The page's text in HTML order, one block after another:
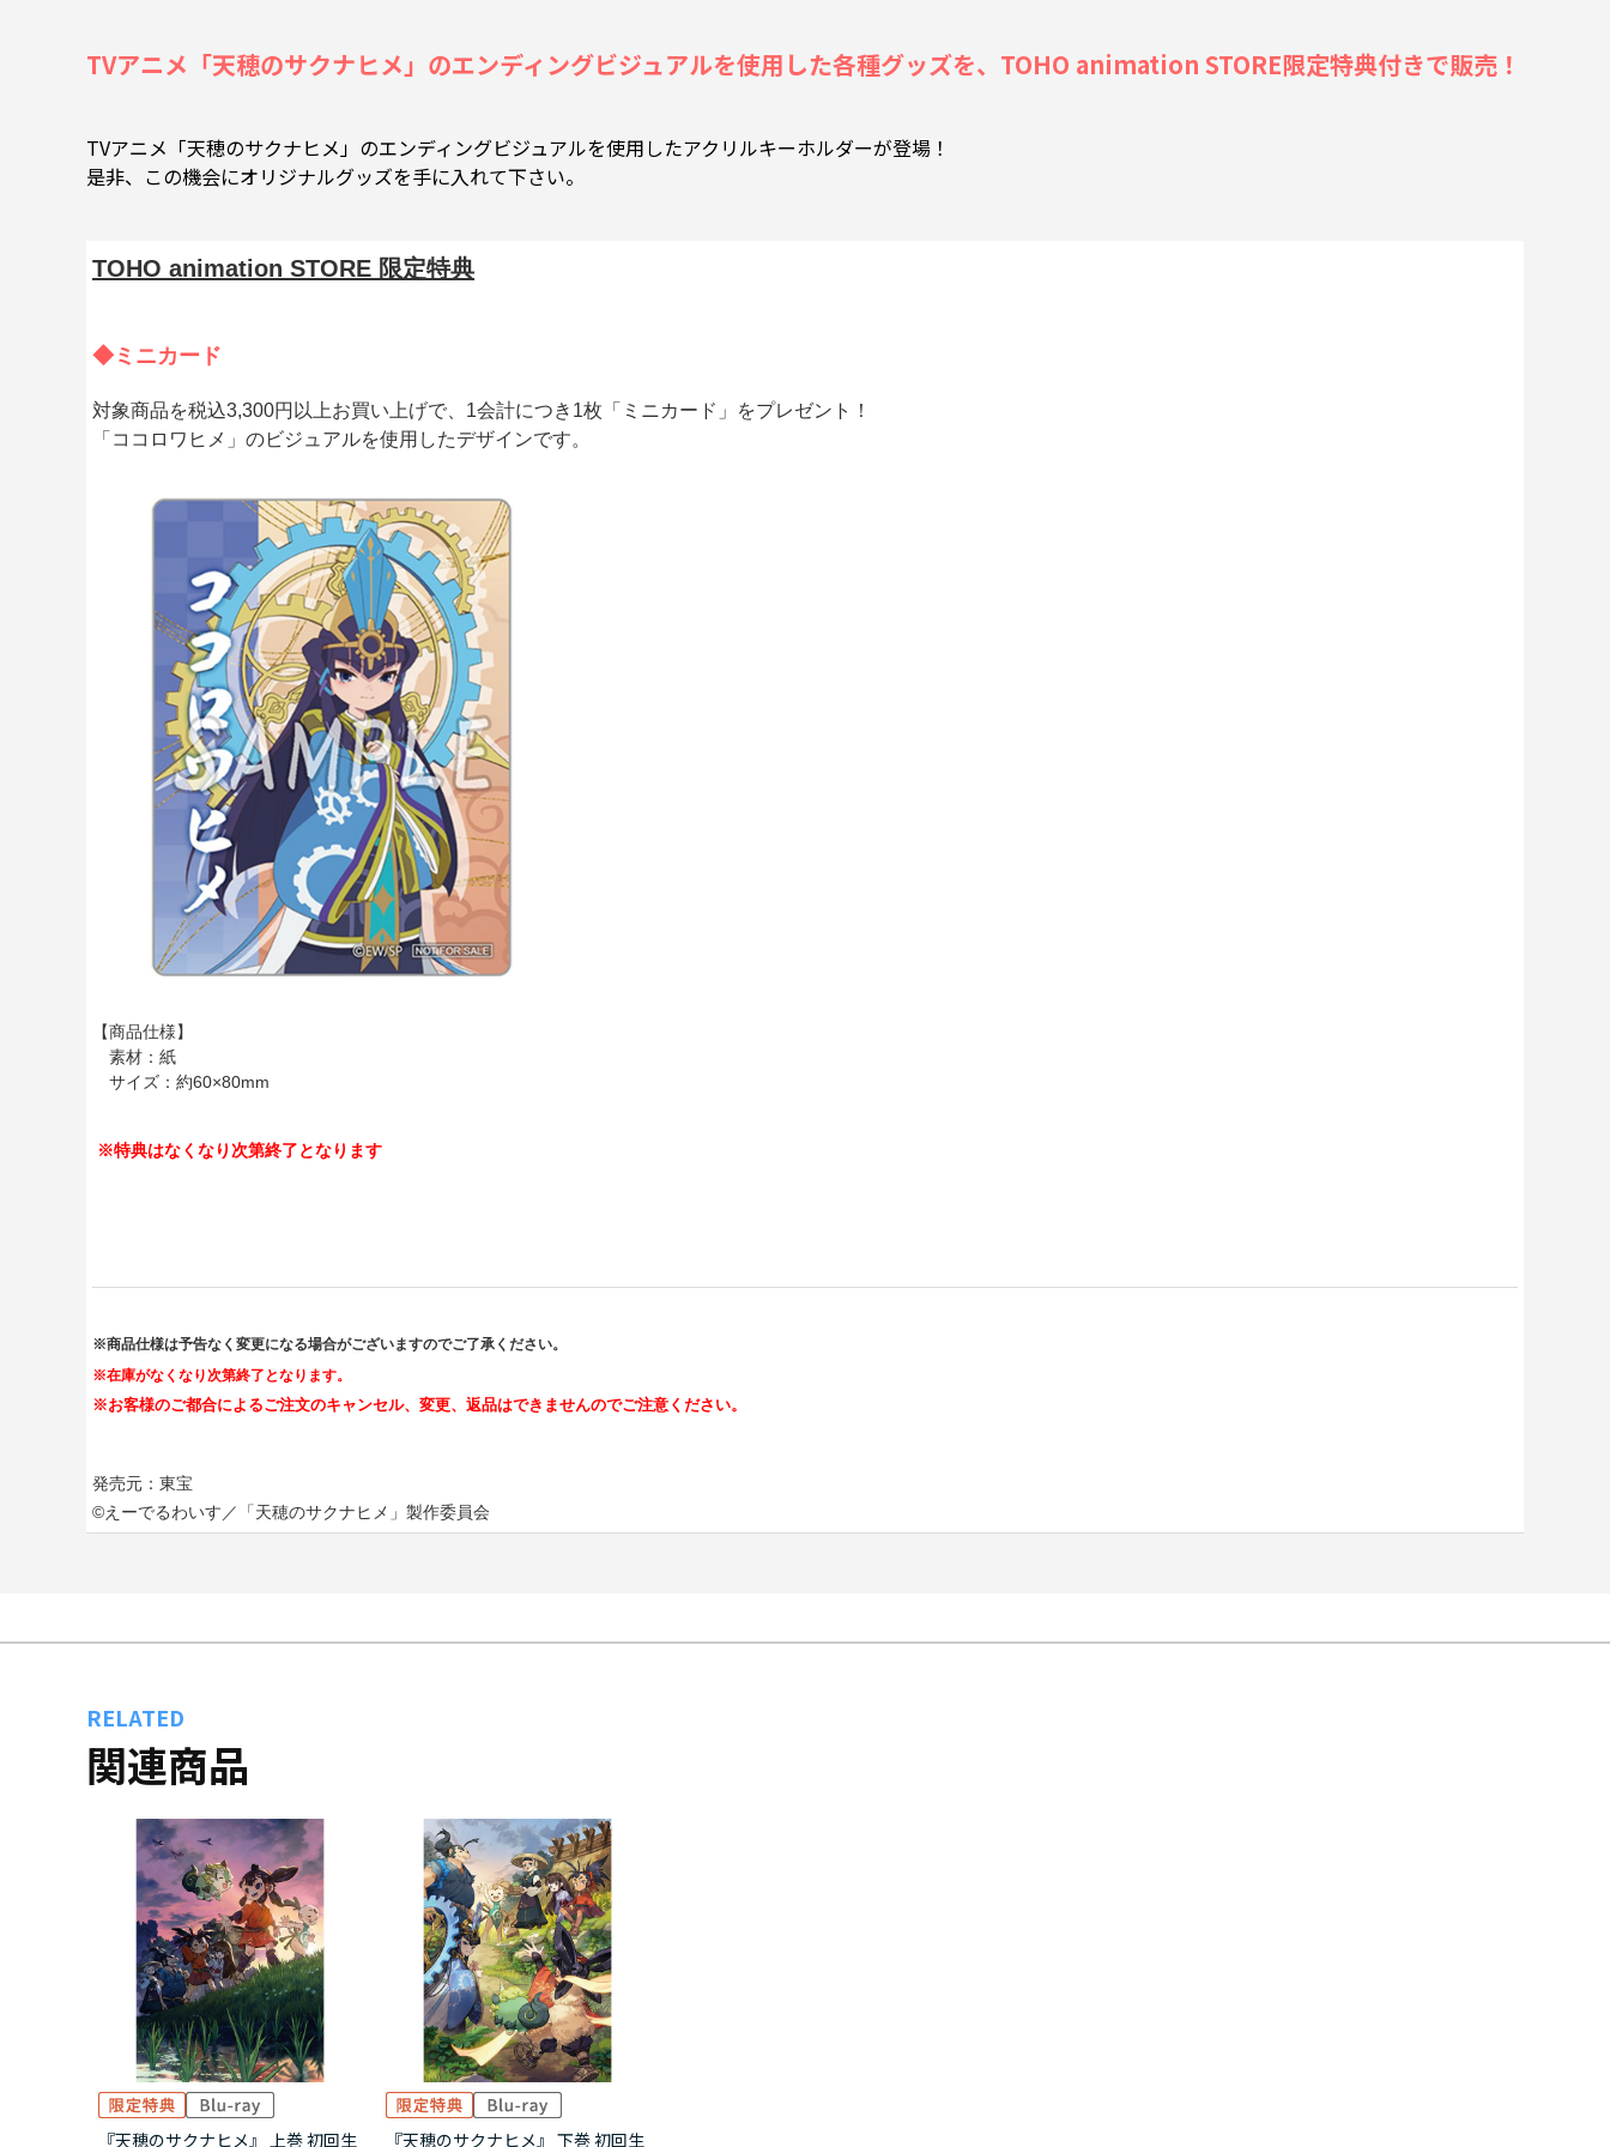
TVアニメ「天穂のサクナヒメ」のエンディングビジュアルを使用した各種グッズを、TOHO animation STORE限定特典付きで販売！
TVアニメ「天穂のサクナヒメ」のエンディングビジュアルを使用したアクリルキーホルダーが登場！
是非、この機会にオリジナルグッズを手に入れて下さい。
TOHO animation STORE 限定特典
◆ミニカード
対象商品を税込3,300円以上お買い上げで、1会計につき1枚「ミニカード」をプレゼント！
「ココロワヒメ」のビジュアルを使用したデザインです。
【商品仕様】
素材：紙
サイズ：約60×80mm
※特典はなくなり次第終了となります
※商品仕様は予告なく変更になる場合がございますのでご了承ください。
※在庫がなくなり次第終了となります。
※お客様のご都合によるご注文のキャンセル、変更、返品はできませんのでご注意ください。
発売元：東宝
©えーでるわいす／「天穂のサクナヒメ」製作委員会
RELATED
関連商品
『天穂のサクナヒメ』 上巻 初回生
『天穂のサクナヒメ』 下巻 初回生